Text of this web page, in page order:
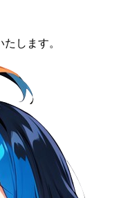
します。